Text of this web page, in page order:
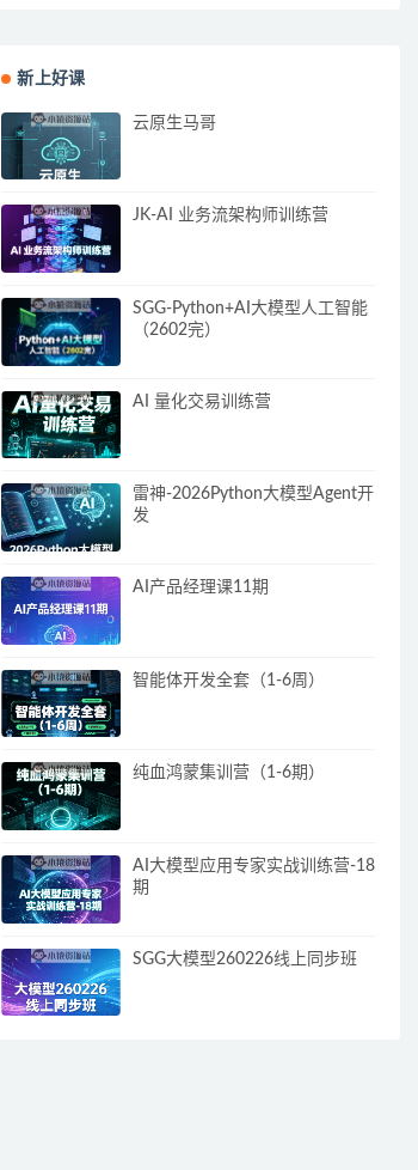
新上好课
云原生马哥
JK-AI 业务流架构师训练营
SGG-Python+AI大模型人工智能
（2602完）
AI 量化交易训练营
雷神-2026Python大模型Agent开
发
AI产品经理课11期
智能体开发全套（1-6周）
纯血鸿蒙集训营（1-6期）
AI大模型应用专家实战训练营-18
期
SGG大模型260226线上同步班